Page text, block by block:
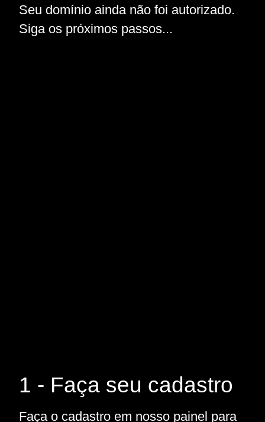
Seu domínio ainda não foi autorizado.
Siga os próximos passos...
1 - Faça seu cadastro
Faça o cadastro em nosso painel para